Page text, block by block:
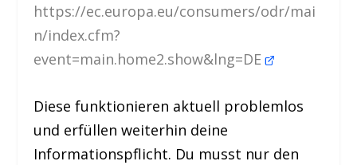
https://ec.europa.eu/consumers/odr/mai
n/index.cfm?
event=main.home2.show&lng=DE
Diese funktionieren aktuell problemlos
und erfüllen weiterhin deine
Informationspflicht. Du musst nur den